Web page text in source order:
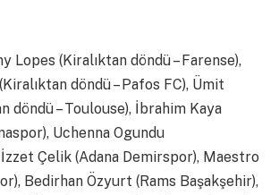
Lopes (Kiralıktan döndü – Farense),
döndü – Pafos FC), Ümit
döndü – Toulouse), İbrahim Kaya
Uchenna Ogundu
Çelik (Adana Demirspor), Maestro
Bedirhan Özyurt (Rams Başakşehir),